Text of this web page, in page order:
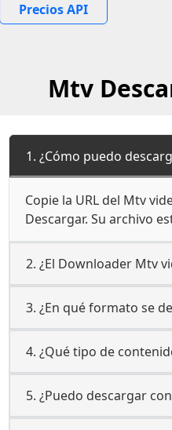
Precios API
Mtv
1. ¿Cómo puedo
Copie la URL del Mtv
Descargar. Su archivo
2. ¿El Downloader Mtv
3. ¿En qué formato se
4. ¿Qué tipo de
5. ¿Puedo descargar